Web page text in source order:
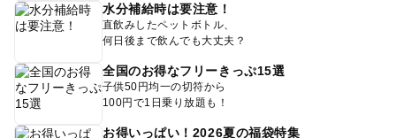
水分補給時は要注意！
直飲みしたペットボトル、
何日後まで飲んでも大丈夫？
全国のお得なフリーきっぷ15選
子供50円均一の切符から
100円で1日乗り放題も！
お得いっぱい！2026夏の福袋特集